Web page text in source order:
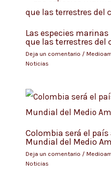
Las especies
que las terrestres
Deja un comentario /
Noticias
Colombia será el
Mundial del Medio
Deja un comentario /
Noticias